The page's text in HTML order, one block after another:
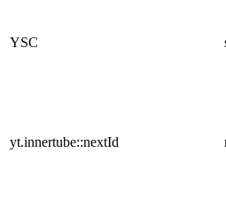
YSC
yt.innertube::nextId